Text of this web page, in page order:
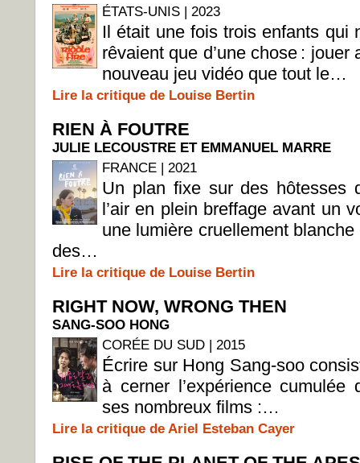
ÉTATS-UNIS | 2023
Il était une fois trois enfants qui
rêvaient que d’une chose : jouer
nouveau jeu vidéo que tout le…
Lire la critique de Louise Bertin
RIEN À FOUTRE
JULIE LECOUSTRE ET EMMANUEL MARRE
FRANCE | 2021
Un plan fixe sur des hôtesses
l’air en plein breffage avant un
une lumière cruellement blanche
des…
Lire la critique de Louise Bertin
RIGHT NOW, WRONG THEN
SANG-SOO HONG
CORÉE DU SUD | 2015
Écrire sur Hong Sang-soo
à cerner l’expérience cumulée
ses nombreux films :…
Lire la critique de Ariel Esteban Cayer